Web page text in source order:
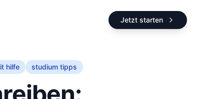
Jetzt starten
hilfe studium tipps